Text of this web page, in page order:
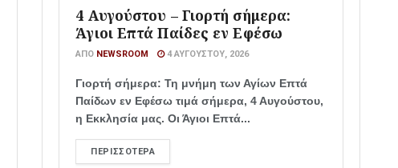
4 Αυγούστου – Γιορτή σήμερα:
Άγιοι Επτά Παίδες εν Εφέσω
ΑΠΌ NEWSROOM 4 ΑΥΓΟΎΣΤΟΥ, 2026
Γιορτή σήμερα: Τη μνήμη των Αγίων Επτά
Παίδων εν Εφέσω τιμά σήμερα, 4 Αυγούστου,
η Εκκλησία μας. Οι Άγιοι Επτά...
ΠΕΡΙΣΣΌΤΕΡΑ